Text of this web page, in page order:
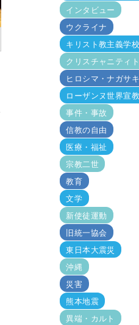
インタビュー
ウクライナ
キリスト教主義学
クリスチャニティ
ヒロシマ・ナガサキ
ローザンヌ世界宣
事件・事故
信教の自由
医療・福祉
宗教二世
教育
文学
新使徒運動
旧統一協会
東日本大震災
沖縄
災害
熊本地震
異端・カルト